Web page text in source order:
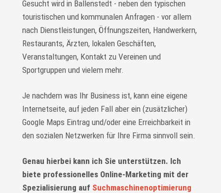
Gesucht wird in Ballenstedt - neben den typischen
touristischen und kommunalen Anfragen - vor allem
nach Dienstleistungen, Öffnungszeiten, Handwerkern,
Restaurants, Ärzten, lokalen Geschäften,
Veranstaltungen, Kontakt zu Vereinen und
Sportgruppen und vielem mehr.
Je nachdem was Ihr Business ist, kann eine eigene
Internetseite, auf jeden Fall aber ein (zusätzlicher)
Google Maps Eintrag und/oder eine Erreichbarkeit in
den sozialen Netzwerken für Ihre Firma sinnvoll sein.
Genau hierbei kann ich Sie unterstützen. Ich
biete professionelles Online-Marketing mit der
Spezialisierung auf Suchmaschinenoptimierung